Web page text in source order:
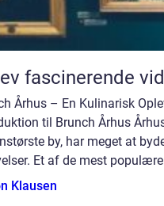
fascinerende
Århus – En Kulinarisk
til Brunch Århus
by, har meget at
Et af de mest
Klausen